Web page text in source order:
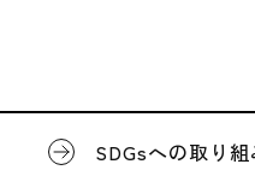
代表者ごあいさ
製品について
SDGsへの取り組